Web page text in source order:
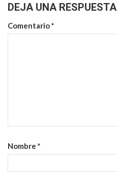
DEJA UNA RESPUESTA
Comentario*
Nombre *